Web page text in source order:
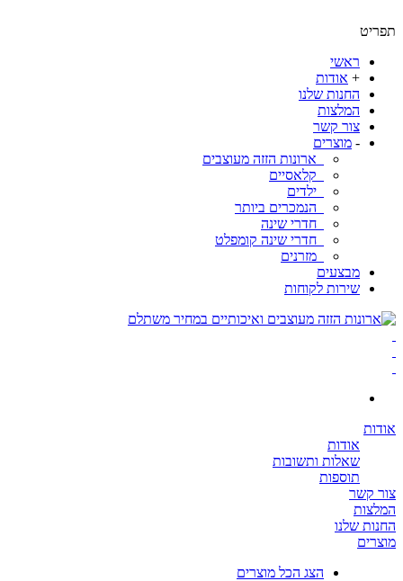
ראשי
אודות
החנות שלנו
המלצות
צור קשר
מוצרים
ארונות הזזה מעוצבים
קלאסיים
ילדים
הנמכרים ביותר
חדרי שינה
חדרי שינה קומפלט
מזרנים
מבצעים
שירות לקוחות
אודות
שאלות ותשובות
תוספות
קשר
שלנו
הצג הכל מוצרים